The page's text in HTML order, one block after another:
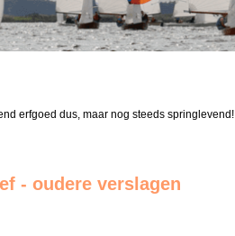
erfgoed dus, maar nog steeds springlevend!
- oudere verslagen